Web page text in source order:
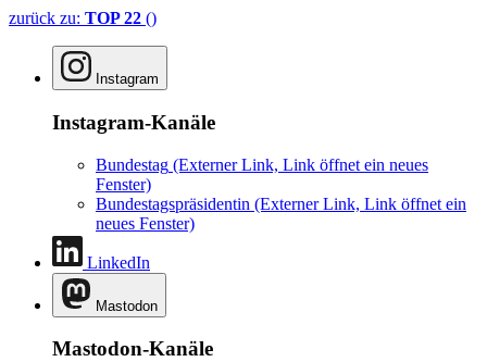
zurück zu: TOP 22 ()
Instagram
Instagram-Kanäle
Bundestag (Externer Link, Link öffnet ein neues
Fenster)
Bundestagspräsidentin (Externer Link, Link öffnet ein
neues Fenster)
LinkedIn
Mastodon
Mastodon-Kanäle